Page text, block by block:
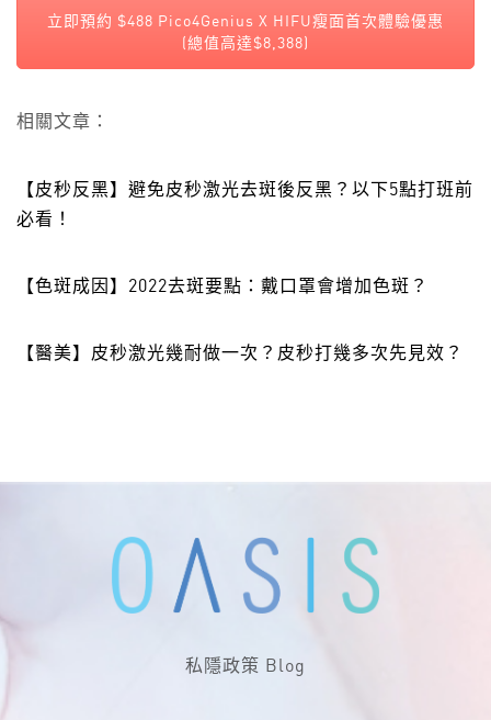
立即預約 $488 Pico4Genius X HIFU瘦面首次體驗優惠
(總值高達$8,388)
相關文章：
【皮秒反黑】避免皮秒激光去斑後反黑？以下5點打班前
必看！
【色斑成因】2022去斑要點：戴口罩會增加色斑？
【醫美】皮秒激光幾耐做一次？皮秒打幾多次先見效？
私隱政策 Blog